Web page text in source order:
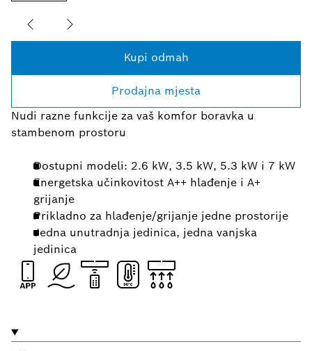
Kupi odmah
Prodajna mjesta
Nudi razne funkcije za vaš komfor boravka u
stambenom prostoru
Dostupni modeli: 2.6 kW, 3.5 kW, 5.3 kW i 7 kW
Energetska učinkovitost A++ hlađenje i A+
grijanje
Prikladno za hlađenje/grijanje jedne prostorije
Jedna unutradnja jedinica, jedna vanjska
jedinica